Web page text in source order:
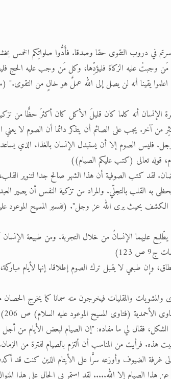
سرتم في دروب التقوى حقا وصدقا. فأَدُّوا صلواتِكم الخمس
مَن وجبتْ عليه الزكاة فليؤدِّها، وكل مَن وجب عليه الحج
يقينا أنه لن يصل إلى الله عملٌ هو خالٍ من التقوى."
الإنسان أنه كلما كان قليلَ الأكل كان أكثرَ حظًّا من
آخر. يجب على الصائم أن يتذكر دائما أن الصوم لا يعني
فليس الصوم إلا أن يستبدل الإنسان بالغذاء الذي
قوله تعالى (كتب عليكم الصيام))
لقد كتب الصوفية أن هذا الشهر صالح جدا لتنوير القلب،
به القلب بالتجلّي. والمراد من تزكية النفس أن يصير
بحيث يرى الله عز وجل". (تفسير المسيح الموعود
عليهما الإنسانُ من خلال التجربة. ومن طبيعة الإنسان
123)
وإن طبعي لا يقبل ترك الصوم إطلاقا. إنها لأيام مباركة،
والمقليات فيخرجون منه سمانا كما يخرج
(فتاوى المسيح الموعود عليه السلام) ص 206)
فقال لي ما مفاده: "إن الصيام لبعض الأيام من أجل
هذه. فرأيت من المناسب أن ألتزم بالصيام لفترة من
غرفة الضيوف وأوزعه سرًّا على الأيتام الذين كنت قد
الصيام إلا الله..... لقد استمر بي الحال على هذا